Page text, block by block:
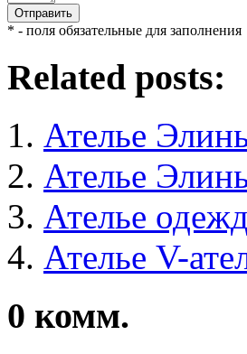
* - поля обязательные для заполнения
Related posts:
Ателье
Ателье
Ателье
Ателье V-
0 комм.